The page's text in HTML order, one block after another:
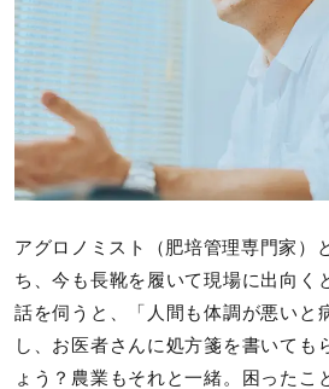
アグロノミスト（肥培管理専門家）
ち、今も長靴を履いて現場に出向く
話を伺うと、「人間も体調が悪いと
し、お医者さんに処方箋を書いても
ょう？農業もそれと一緒。困ったこ